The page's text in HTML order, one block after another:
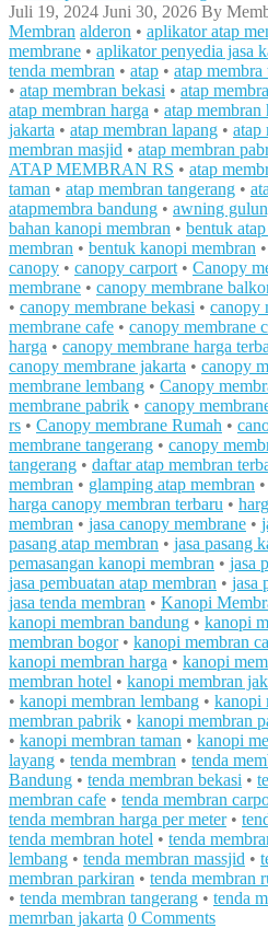
Juli 19, 2024 Juni 30, 2026 By
Membran alderon • aplikator atap
membrane • aplikator penyedia jasa
tenda membran • atap • atap membra
• atap membran bekasi • atap
atap membran harga • atap membran
jakarta • atap membran lapang • atap
membran masjid • atap membran
ATAP MEMBRAN RS • atap
taman • atap membran tangerang •
atapmembra bandung • awning
bahan kanopi membran • bentuk
membran • bentuk kanopi membran •
canopy • canopy carport • Canopy
membrane • canopy membrane
• canopy membrane bekasi • canopy
membrane cafe • canopy membrane
harga • canopy membrane harga
canopy membrane jakarta • canopy
membrane lembang • Canopy
membrane pabrik • canopy
rs • Canopy membrane Rumah •
membrane tangerang • canopy
tangerang • daftar atap membran
membran • glamping atap membran •
harga canopy membran terbaru •
membran • jasa canopy membrane •
pasang atap membran • jasa pasang
pemasangan kanopi membran • jasa
jasa pembuatan atap membran • jasa
jasa tenda membran • Kanopi
kanopi membran bandung • kanopi
membran bogor• kanopi membran
kanopi membran harga • kanopi
membran hotel • kanopi membran
• kanopi membran lembang • kanopi
membran pabrik • kanopi membran
• kanopi membran taman • kanopi
layang • tenda membran • tenda
Bandung • tenda membran bekasi •
membran cafe • tenda membran
tenda membran harga per meter•
tenda membran hotel • tenda
lembang • tenda membran massjid •
membran parkiran • tenda membran
• tenda membran tangerang • tenda
memrban jakarta 0 Comments